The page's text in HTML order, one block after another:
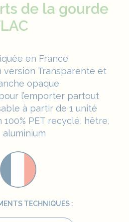
de la gourde
en France
version Transparente et
opaque
l’emporter partout
à partir de 1 unité
100% PET recyclé, hêtre,
aluminium
TECHNIQUES :